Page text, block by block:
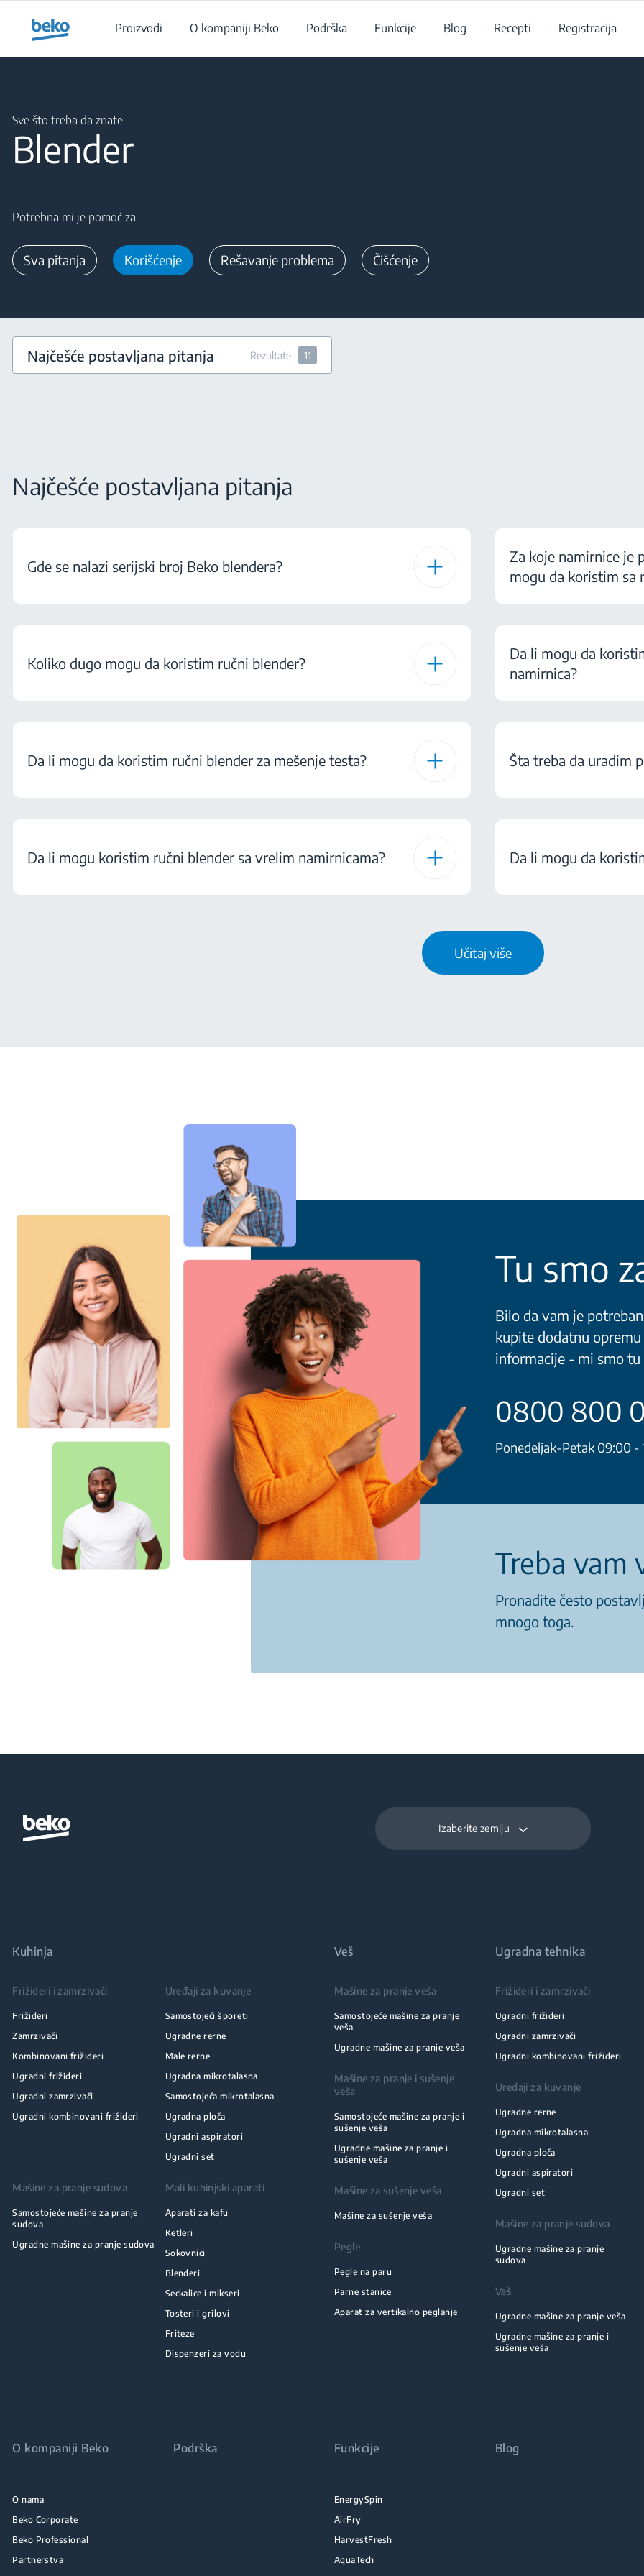
Proizvodi
O kompaniji Beko Podrška Funkcije Blog Recepti Registracija
Sve što treba da znate
Blender
Potrebna mi je pomoć za
Sva pitanja Korišćenje Rešavanje problema Čišćenje
Najčešće postavljana pitanja Rezultate 11
Najčešće postavljana pitanja
Gde se nalazi serijski broj Beko blendera?
Koliko dugo mogu da koristim ručni blender?
Da li mogu da koristim ručni blender za mešenje testa?
Da li mogu koristim ručni blender sa vrelim namirnicama?
Za koje namirnice je
mogu da koristim sa
Da li mogu da
namirnica?
Šta treba da uradim
Da li mogu da
Učitaj više
Tu smo
Bilo da vam je
kupite dodatnu
informacije - mi smo tu
0800 800
Ponedeljak-Petak 09:00
Treba vam
Pronađite često
mnogo toga.
Izaberite zemlju
Kuhinja
Frižideri i zamrzivači
Frižideri
Zamrzivači
Kombinovani frižideri
Ugradni frižideri
Ugradni zamrzivači
Ugradni kombinovani frižideri
Uređaji za kuvanje
Samostojeći šporeti
Ugradne rerne
Male rerne
Ugradna mikrotalasna
Samostojeća mikrotalasna
Ugradna ploča
Ugradni aspiratori
Ugradni set
Mašine za pranje sudova
Samostojeće mašine za pranje
sudova
Ugradne mašine za pranje sudova
Mali kuhinjski aparati
Aparati za kafu
Ketleri
Sokovnici
Blenderi
Seckalice i mikseri
Tosteri i grilovi
Friteze
Dispenzeri za vodu
Veš
Mašine za pranje veša
Samostojeće mašine za pranje
veša
Ugradne mašine za pranje veša
Mašine za pranje i sušenje
veša
Samostojeće mašine za pranje i
sušenje veša
Ugradne mašine za pranje i
sušenje veša
Mašine za sušenje veša
Mašine za sušenje veša
Pegle
Pegle na paru
Parne stanice
Aparat za vertikalno peglanje
Ugradna tehnika
Frižideri i zamrzivači
Ugradni frižideri
Ugradni zamrzivači
Ugradni kombinovani frižideri
Uređaji za kuvanje
Ugradne rerne
Ugradna mikrotalasna
Ugradna ploča
Ugradni aspiratori
Ugradni set
Mašine za pranje sudova
Ugradne mašine za pranje
sudova
Veš
Ugradne mašine za pranje veša
Ugradne mašine za pranje i
sušenje veša
O kompaniji Beko
O nama
Beko Corporate
Beko Professional
Partnerstva
Podrška Funkcije
EnergySpin
AirFry
HarvestFresh
AquaTech
Blog